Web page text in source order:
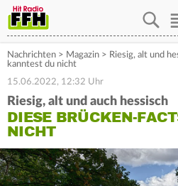
Nachrichten > Magazin > Riesig, alt und
kanntest du nicht
15.06.2022, 12:32 Uhr
Riesig, alt und auch hessisch
DIESE BRÜCKEN-
NICHT